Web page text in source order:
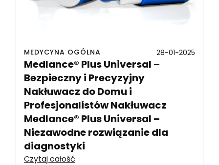
MEDYCYNA OGÓLNA 28-01-2025
Medlance® Plus Universal –
Bezpieczny i Precyzyjny
Nakłuwacz do Domu i
Profesjonalistów Nakłuwacz
Medlance® Plus Universal –
Niezawodne rozwiązanie dla
diagnostyki
Czytaj całość